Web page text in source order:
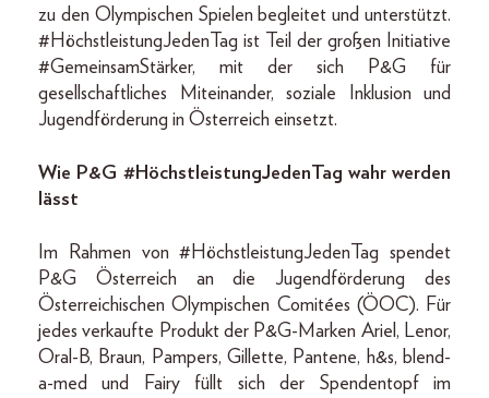
zu den Olympischen Spielen begleitet und unterstützt.
#HöchstleistungJedenTag ist Teil der großen Initiative
#GemeinsamStärker, mit der sich P&G für
gesellschaftliches Miteinander, soziale Inklusion und
Jugendförderung in Österreich einsetzt.
Wie P&G #HöchstleistungJedenTag wahr werden
lässt
Im Rahmen von #HöchstleistungJedenTag spendet
P&G Österreich an die Jugendförderung des
Österreichischen Olympischen Comitées (ÖOC). Für
jedes verkaufte Produkt der P&G-Marken Ariel, Lenor,
Oral-B, Braun, Pampers, Gillette, Pantene, h&s, blend-
a-med und Fairy füllt sich der Spendentopf im